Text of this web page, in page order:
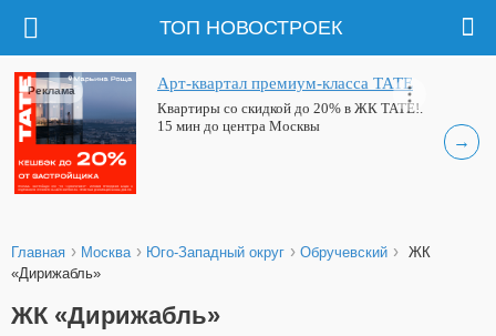
ТОП НОВОСТРОЕК
→
Арт-квартал премиум-класса ТАТЕ
Квартиры со скидкой до 20% в ЖК ТАТЕ!.
15 мин до центра Москвы
Реклама
Главная › Москва › Юго-Западный округ › Обручевский › ЖК
«Дирижабль»
ЖК «Дирижабль»